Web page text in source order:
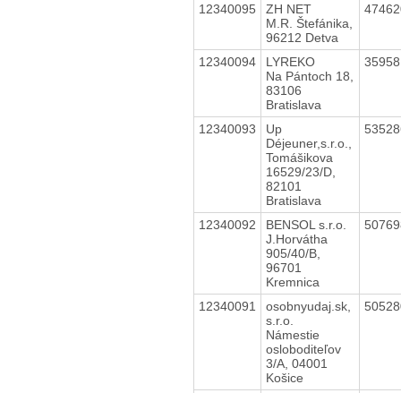
12340095
ZH NET
M.R. Štefánika,
96212 Detva
12340094
LYREKO
Na Pántoch 18,
83106
Bratislava
12340093
Up
Déjeuner,s.r.o.,
Tomášikova
16529/23/D,
82101
Bratislava
12340092
BENSOL s.r.o.
J.Horvátha
905/40/B,
96701
Kremnica
12340091
osobnyudaj.sk,
s.r.o.
Námestie
osloboditeľov
3/A, 04001
Košice